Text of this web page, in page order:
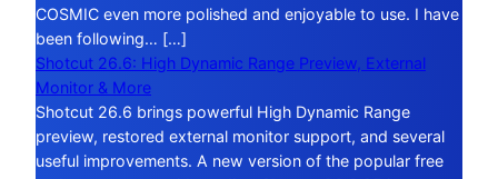
COSMIC even more polished and enjoyable to use. I have
been following… […]
Shotcut 26.6: High Dynamic Range Preview, External
Monitor & More
Shotcut 26.6 brings powerful High Dynamic Range
preview, restored external monitor support, and several
useful improvements. A new version of the popular free